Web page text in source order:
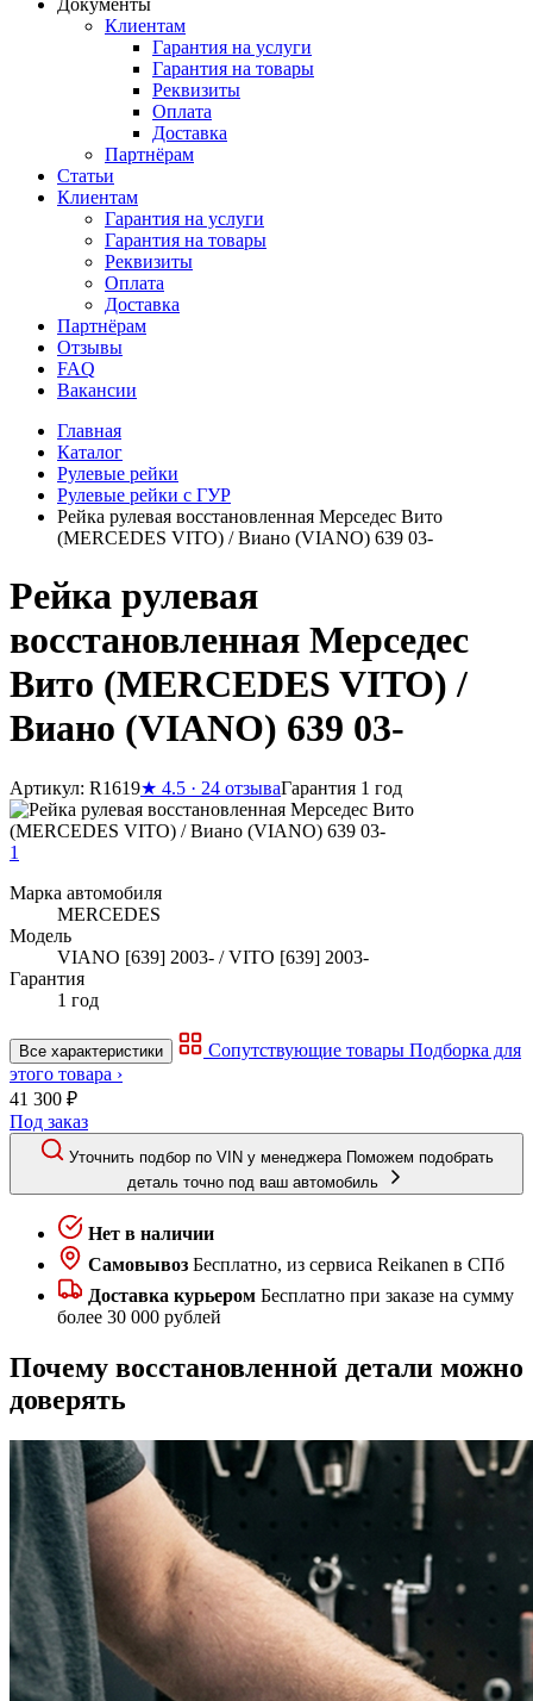
Документы
Клиентам
Гарантия на услуги
Гарантия на товары
Реквизиты
Оплата
Доставка
Партнёрам
Статьи
Клиентам
Гарантия на услуги
Гарантия на товары
Реквизиты
Оплата
Доставка
Партнёрам
Отзывы
FAQ
Вакансии
Главная
Каталог
Рулевые рейки
Рулевые рейки с ГУР
Рейка рулевая восстановленная Мерседес Вито
(MERCEDES VITO) / Виано (VIANO) 639 03-
Рейка рулевая
восстановленная Мерседес
Вито (MERCEDES VITO) /
Виано (VIANO) 639 03-
Артикул: R1619★ 4.5 · 24 отзываГарантия 1 год
1
Марка автомобиля
MERCEDES
Модель
VIANO [639] 2003- / VITO [639] 2003-
Гарантия
1 год
Все характеристики Сопутствующие товары Подборка для
этого товара ›
41 300 ₽
Под заказ
Уточнить подбор по VIN у менеджера Поможем подобрать
деталь точно под ваш автомобиль
Нет в наличии
Самовывоз Бесплатно, из сервиса Reikanen в СПб
Доставка курьером Бесплатно при заказе на сумму
более 30 000 рублей
Почему восстановленной детали можно
доверять